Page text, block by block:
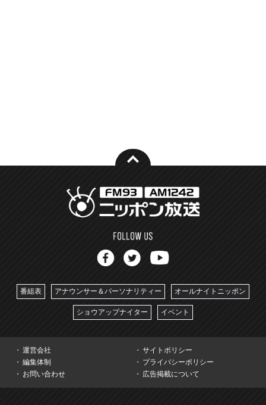
番組表 アナウンサー＆パーソナリティー オールナイトニッポン
ショウアップナイター イベント
運営会社
サイトポリシー
編集体制
プライバシーポリシー
お問い合わせ
広告掲載について